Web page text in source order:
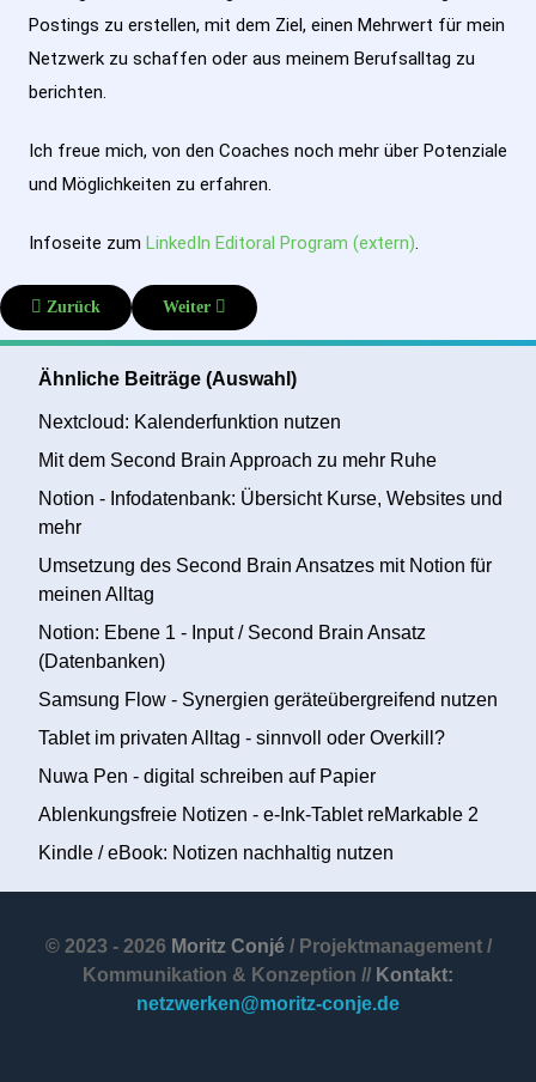
Postings zu erstellen, mit dem Ziel, einen Mehrwert für mein
Netzwerk zu schaffen oder aus meinem Berufsalltag zu
berichten.
Ich freue mich, von den Coaches noch mehr über Potenziale
und Möglichkeiten zu erfahren.
Infoseite zum LinkedIn Editoral Program (extern).
Vorheriger Beitrag: Fokusarbeit und Pomodoro
Zurück Nächster Beitrag: Confluence: Datenbanken und
Weiter
Ähnliche Beiträge (Auswahl)
Nextcloud: Kalenderfunktion nutzen
Mit dem Second Brain Approach zu mehr Ruhe
Notion - Infodatenbank: Übersicht Kurse, Websites und
mehr
Umsetzung des Second Brain Ansatzes mit Notion für
meinen Alltag
Notion: Ebene 1 - Input / Second Brain Ansatz
(Datenbanken)
Samsung Flow - Synergien geräteübergreifend nutzen
Tablet im privaten Alltag - sinnvoll oder Overkill?
Nuwa Pen - digital schreiben auf Papier
Ablenkungsfreie Notizen - e-Ink-Tablet reMarkable 2
Kindle / eBook: Notizen nachhaltig nutzen
© 2023 - 2026 Moritz Conjé/ Projektmanagement /
Kommunikation & Konzeption // Kontakt:
netzwerken@moritz-conje.de